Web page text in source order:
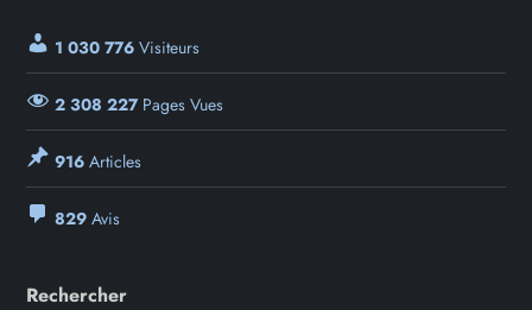
1 030 776 Visiteurs
2 308 227Pages Vues
916 Articles
829 Avis
Rechercher